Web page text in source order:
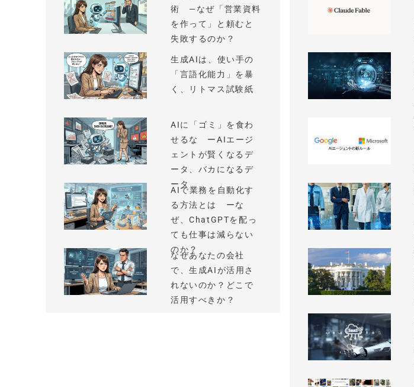
術 —なぜ「営業資料
を作って」と頼むと
失敗するのか？
生成AIは、使い手の
「言語化能力」を暴
く、リトマス試験紙
AIに「ゴミ」を食わ
せるな ーAIエージ
ェントが賢くなるデ
ータ、バカになるデ
ータ
AIで業務を自動化す
る方法とは ーな
ぜ、ChatGPTを配っ
ても仕事は減らない
のか？
なぜあなたの会社
で、生成AIが活用さ
れないのか？どこで
活用すべきか？